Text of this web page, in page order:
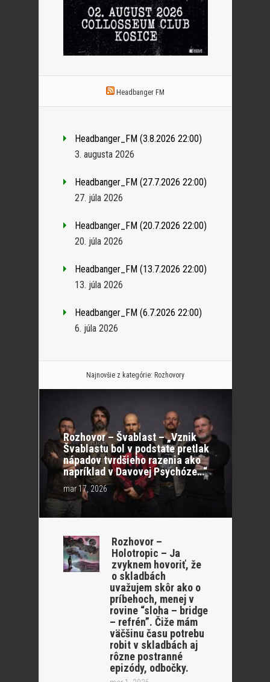
Headbanger FM
Headbanger_FM (3.8.2026 22:00)
3. augusta 2026
Headbanger_FM (27.7.2026 22:00)
27. júla 2026
Headbanger_FM (20.7.2026 22:00)
20. júla 2026
Headbanger_FM (13.7.2026 22:00)
13. júla 2026
Headbanger_FM (6.7.2026 22:00)
6. júla 2026
Najnovšie z kategórie: Rozhovory
Rozhovor – Švablast – „Vznik
Švablastu bol v podstate pretlak
nápadov tvrdšieho razenia ako
napríklad v Davovej Psychóze…“
mar 17, 2026
Rozhovor –
Holotropic – Ja
zvyknem hovoriť, že
o skladbách
uvažujem skôr ako o
príbehoch, menej v
rovine “sloha – bridge
– refrén”. Čiže mám
väčšinu času potrebu
robit v skladbách aj
rôzne postranné
epizódy, odbočky.